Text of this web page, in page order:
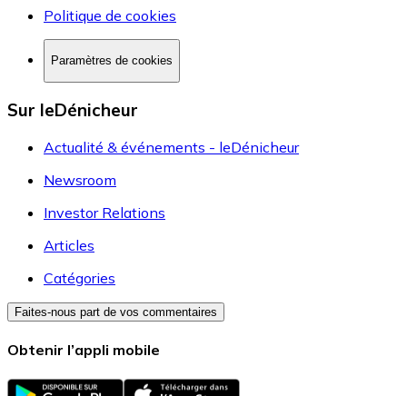
Politique de cookies
Paramètres de cookies
Sur leDénicheur
Actualité & événements - leDénicheur
Newsroom
Investor Relations
Articles
Catégories
Faites-nous part de vos commentaires
Obtenir l’appli mobile